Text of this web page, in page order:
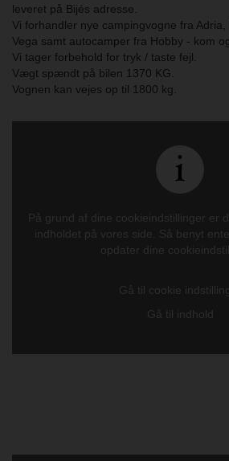
leveret på Bijés adresse.
Vi forhandler nye campingvogne fra
Vega samt autocamper fra Hobby - kom
Vi tager forbehold for tryk / taste fejl.
Vægt spændt på bilen 1370 KG.
Vognen kan vejes op til 1800 kg.
På grund af dine cookieindstillinger er
indholdet på vores side. Så benyt
opdater dine
Gå til cookie
Gå til indhold